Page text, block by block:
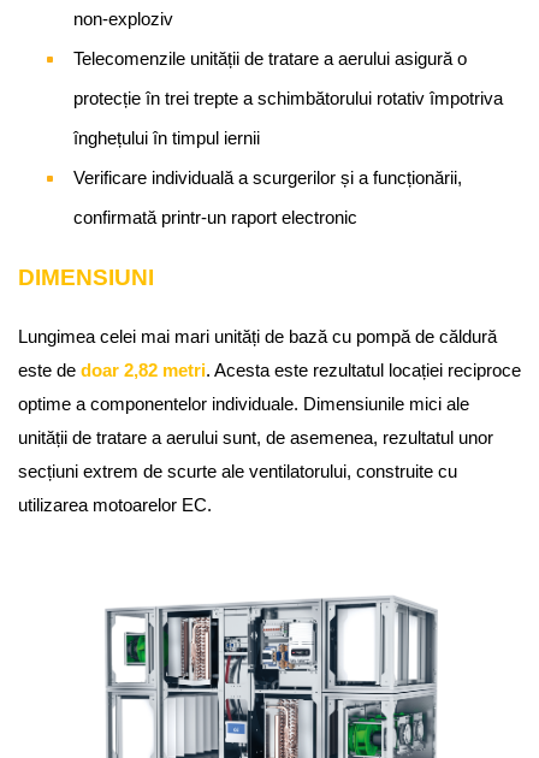
non-exploziv
Telecomenzile unității de tratare a aerului asigură o
protecție în trei trepte a schimbătorului rotativ împotriva
înghețului în timpul iernii
Verificare individuală a scurgerilor și a funcționării,
confirmată printr-un raport electronic
DIMENSIUNI
Lungimea celei mai mari unități de bază cu pompă de căldură
este de doar 2,82 metri. Acesta este rezultatul locației reciproce
optime a componentelor individuale. Dimensiunile mici ale
unității de tratare a aerului sunt, de asemenea, rezultatul unor
secțiuni extrem de scurte ale ventilatorului, construite cu
utilizarea motoarelor EC.